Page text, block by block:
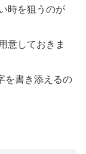
時を狙うのが
意しておきま
を書き添えるの